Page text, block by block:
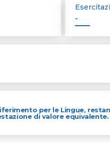
-
per le Lingue,
di valore equivalente.